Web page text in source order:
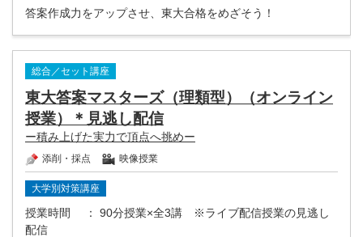
答案作成力をアップさせ、東大合格をめざそう！
総合／セット講座
東大答案マスターズ（理類型）（オンライン
授業）＊見逃し配信
ー積み上げた実力で頂点へ挑めー
添削・採点 映像授業
大学別対策講座
授業時間
： 90分授業×全3講 ※ライブ配信授業の見逃し
配信